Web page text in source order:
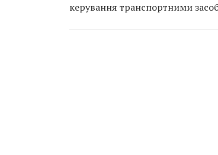
керування транспортними